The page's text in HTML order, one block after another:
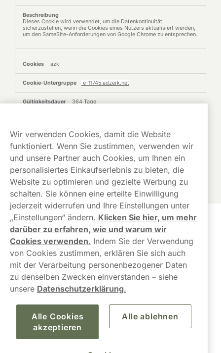
Dieses Cookie wird verwendet, um die Datenkontinuität
sicherzustellen, wenn die Cookies eines Nutzers aktualisiert werden,
um den SameSite-Anforderungen von Google Chrome zu entsprechen.
azk
e-11745.adzerk.net
364 Tage
Dieses Cookie speichert eine eindeutige Kennung, um
wiederkehrende Nutzer zu erkennen und eine konsistente
Nutzererfahrung zu gewährleisten.
Kundendienst
Links
Über uns
Wir verwenden Cookies, damit die Website
funktioniert. Wenn Sie zustimmen, verwenden wir
und unsere Partner auch Cookies, um Ihnen ein
personalisiertes Einkaufserlebnis zu bieten, die
Website zu optimieren und gezielte Werbung zu
schalten. Sie können eine erteilte Einwilligung
jederzeit widerrufen und Ihre Einstellungen unter
„Einstellungen“ ändern. Klicken Sie hier, um mehr
darüber zu erfahren, wie und warum wir
Cookies verwenden. Indem Sie der Verwendung
von Cookies zustimmen, erklären Sie sich auch
mit der Verarbeitung personenbezogener Daten
zu denselben Zwecken einverstanden – siehe
unsere Datenschutzerklärung.
Alle Cookies
akzeptieren
Alle ablehnen